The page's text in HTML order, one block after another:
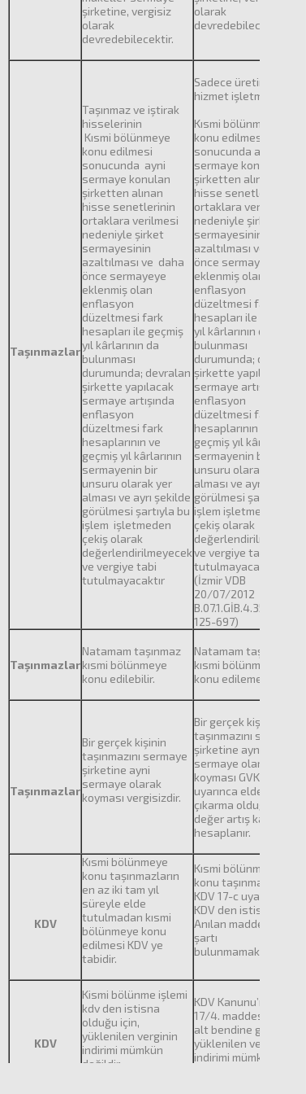
şirketine, vergisiz
olarak
devredebilecektir.
olarak
devredebilecektir.
Taşınmazlar
Taşınmaz ve iştirak
hisselerinin
Kısmi bölünmeye
konu edilmesi
sonucunda ayni
sermaye konulan
şirketten alınan
hisse senetlerinin
ortaklara verilmesi
nedeniyle şirket
sermayesinin
azaltılması ve daha
önce sermayeye
eklenmiş olan
enflasyon
düzeltmesi fark
hesapları ile geçmiş
yıl kârlarının da
bulunması
durumunda; devralan
şirkette yapılacak
sermaye artışında
enflasyon
düzeltmesi fark
hesaplarının ve
geçmiş yıl kârlarının
sermayenin bir
unsuru olarak yer
alması ve ayrı şekilde
görülmesi şartıyla bu
işlem işletmeden
çekiş olarak
değerlendirilmeyecek
ve vergiye tabi
tutulmayacaktır
Sadece üretim veya
hizmet işletmelerinin
Kısmi bölünmeye
konu edilmesi
sonucunda aynî
sermaye konulan
şirketten alınan
hisse senetlerinin
ortaklara verilmesi
nedeniyle şirket
sermayesinin
azaltılması ve daha
önce sermayeye
eklenmiş olan,
enflasyon
düzeltmesi fark
hesapları ile geçmiş
yıl kârlarının da
bulunması
durumunda; devralan
şirkette yapılacak
sermaye artışında
enflasyon
düzeltmesi fark
hesaplarının ve
geçmiş yıl kârlarının
sermayenin bir
unsuru olarak yer
alması ve ayrı şekilde
görülmesi şartıyla bu
işlem işletmeden
çekiş olarak
değerlendirilmeyecek
ve vergiye tabi
tutulmayacaktır.
(İzmir VDB
20/07/2012
B.07.1.GİB.4.35.16.01-
125-697)
Taşınmazlar
Natamam taşınmaz
kısmi bölünmeye
konu edilebilir.
Natamam taşınmaz
kısmi bölünmeye
konu edilemez.
Taşınmazlar
Bir gerçek kişinin
taşınmazını sermaye
şirketine ayni
sermaye olarak
koyması vergisizdir.
Bir gerçek kişinin
taşınmazını sermaye
şirketine ayni
sermaye olarak
koyması GVK 80
uyarınca elden
çıkarma olduğundan
değer artış kazancı
hesaplanır.
KDV
Kısmi bölünmeye
konu taşınmazların
en az iki tam yıl
süreyle elde
tutulmadan kısmi
bölünmeye konu
edilmesi KDV ye
tabidir.
Kısmi bölünmeye
konu taşınmazlar
KDV 17-c uyarınca
KDV den istisnadır.
Anılan madde de 2 yıl
şartı
bulunmamaktadır.
KDV
Kismi bölünme işlemi
kdv den istisna
olduğu için,
yüklenilen verginin
indirimi mümkün
değildir.
KDV Kanunu’nun
17/4. maddesinin (c)
alt bendine göre,
yüklenilen verginin
indirimi mümkündür.